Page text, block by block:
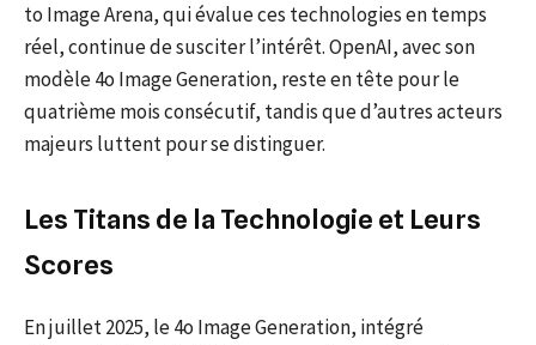
to Image Arena, qui évalue ces technologies en temps
réel, continue de susciter l’intérêt. OpenAI, avec son
modèle 4o Image Generation, reste en tête pour le
quatrième mois consécutif, tandis que d’autres acteurs
majeurs luttent pour se distinguer.
Les Titans de la Technologie et Leurs
Scores
En juillet 2025, le 4o Image Generation, intégré